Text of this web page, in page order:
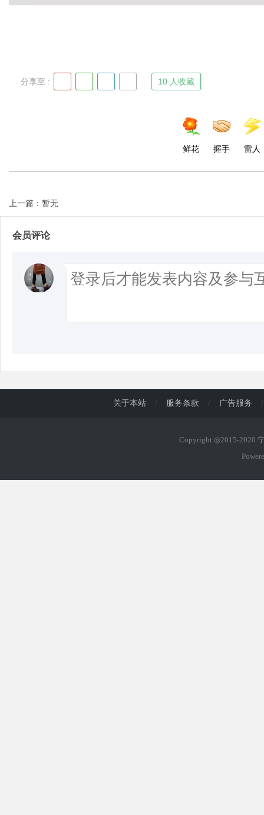
分享至 : 10 人收藏
鲜花 握手 雷人
上一篇：暂无
会员评论
关于本站 / 服务条款 / 广告服务 /
Copyright ◎2015-2020